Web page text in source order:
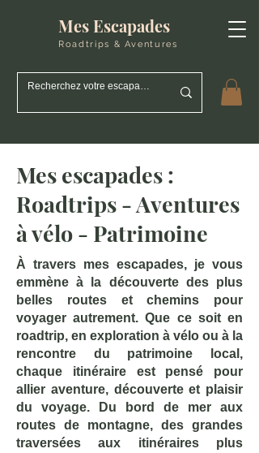
Mes Escapades
Roadtrips & Aventures
Mes escapades :
Roadtrips - Aventures
à vélo - Patrimoine
À travers mes escapades, je vous
emmène à la découverte des plus
belles routes et chemins pour
voyager autrement. Que ce soit en
roadtrip, en exploration à vélo ou à la
rencontre du patrimoine local,
chaque itinéraire est pensé pour
allier aventure, découverte et plaisir
du voyage. Du bord de mer aux
routes de montagne, des grandes
traversées aux itinéraires plus